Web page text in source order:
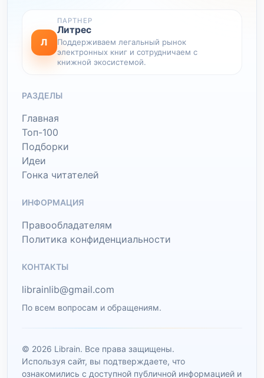
Л
ПАРТНЕР
Литрес
Поддерживаем легальный рынок
электронных книг и сотрудничаем с
книжной экосистемой.
РАЗДЕЛЫ
Главная
Топ-100
Подборки
Идеи
Гонка читателей
ИНФОРМАЦИЯ
Правообладателям
Политика конфиденциальности
КОНТАКТЫ
librainlib@gmail.com
По всем вопросам и обращениям.
© 2026 Librain. Все права защищены.
Используя сайт, вы подтверждаете, что
ознакомились с доступной публичной информацией и